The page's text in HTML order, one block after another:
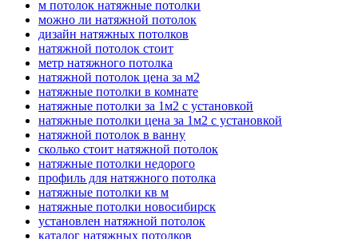
м потолок натяжные потолки
можно ли натяжной потолок
дизайн натяжных потолков
натяжной потолок стоит
метр натяжного потолка
натяжной потолок цена за м2
натяжные потолки в комнате
натяжные потолки за 1м2 с установкой
натяжные потолки цена за 1м2 с установкой
натяжной потолок в ванну
сколько стоит натяжной потолок
натяжные потолки недорого
профиль для натяжного потолка
натяжные потолки кв м
натяжные потолки новосибирск
установлен натяжной потолок
каталог натяжных потолков